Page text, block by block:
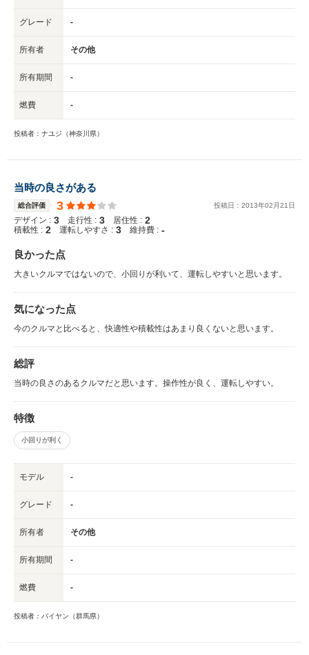
グレード -
所有者 その他
所有期間 -
燃費 -
投稿者：ナユジ（神奈川県）
当時の良さがある
総合評価 3 投稿日： 2013年02 月21 日
デザイン : 3 走行性 : 3 居住性 : 2
積載性 : 2 運転しやすさ : 3 維持費 : -
良かった点
大きいクルマではないので、小回りが利いて、運転しやすいと思います。
気になった点
今のクルマと比べると、快適性や積載性はあまり良くないと思います。
総評
当時の良さのあるクルマだと思います。操作性が良く、運転しやすい。
特徴
小回りが利く
モデル -
グレード -
所有者 その他
所有期間 -
燃費 -
投稿者：バイヤン（群馬県）